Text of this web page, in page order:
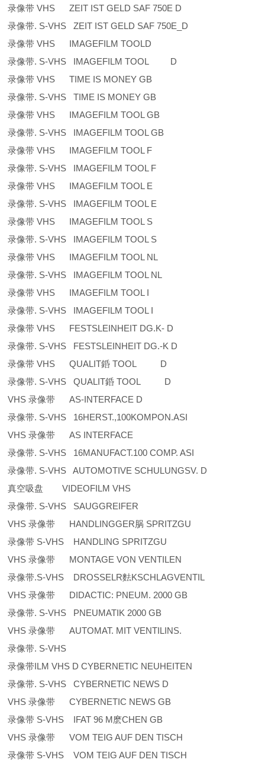
录像带 VHS ZEIT IST GELD SAF 750E D
录像带. S-VHS ZEIT IST GELD SAF 750E_D
录像带 VHS IMAGEFILM TOOLD
录像带. S-VHS IMAGEFILM TOOL D
录像带 VHS TIME IS MONEY GB
录像带. S-VHS TIME IS MONEY GB
录像带 VHS IMAGEFILM TOOL GB
录像带. S-VHS IMAGEFILM TOOL GB
录像带 VHS IMAGEFILM TOOL F
录像带. S-VHS IMAGEFILM TOOL F
录像带 VHS IMAGEFILM TOOL E
录像带. S-VHS IMAGEFILM TOOL E
录像带 VHS IMAGEFILM TOOL S
录像带. S-VHS IMAGEFILM TOOL S
录像带 VHS IMAGEFILM TOOL NL
录像带. S-VHS IMAGEFILM TOOL NL
录像带 VHS IMAGEFILM TOOL I
录像带. S-VHS IMAGEFILM TOOL I
录像带 VHS FESTSLEINHEIT DG.K- D
录像带. S-VHS FESTSLEINHEIT DG.-K D
录像带 VHS QUALIT銽 TOOL D
录像带. S-VHS QUALIT銽 TOOL D
VHS 录像带 AS-INTERFACE D
录像带. S-VHS 16HERST.,100KOMPON.ASI
VHS 录像带 AS INTERFACE
录像带. S-VHS 16MANUFACT.100 COMP. ASI
录像带. S-VHS AUTOMOTIVE SCHULUNGSV. D
真空吸盘 VIDEOFILM VHS
录像带. S-VHS SAUGGREIFER
VHS 录像带 HANDLINGGER脶 SPRITZGU
录像带 S-VHS HANDLING SPRITZGU
VHS 录像带 MONTAGE VON VENTILEN
录像带.S-VHS DROSSELR麮KSCHLAGVENTIL
VHS 录像带 DIDACTIC: PNEUM. 2000 GB
录像带. S-VHS PNEUMATIK 2000 GB
VHS 录像带 AUTOMAT. MIT VENTILINS.
录像带. S-VHS
录像带ILM VHS D CYBERNETIC NEUHEITEN
录像带. S-VHS CYBERNETIC NEWS D
VHS 录像带 CYBERNETIC NEWS GB
录像带 S-VHS IFAT 96 M麽CHEN GB
VHS 录像带 VOM TEIG AUF DEN TISCH
录像带 S-VHS VOM TEIG AUF DEN TISCH